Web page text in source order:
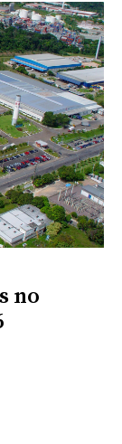
no